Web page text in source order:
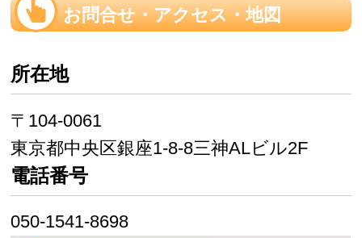
お問合せ・アクセス・地図
所在地
〒104-0061
東京都中央区銀座1-8-8三神ALビル2F
電話番号
050-1541-8698